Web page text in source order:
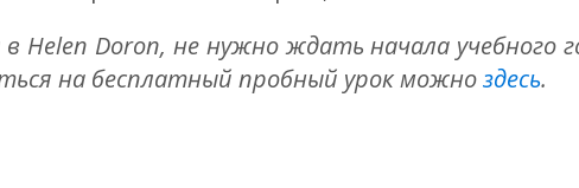
Helen Doron, не нужно ждать начала учебного
на бесплатный пробный урок можноздесь.